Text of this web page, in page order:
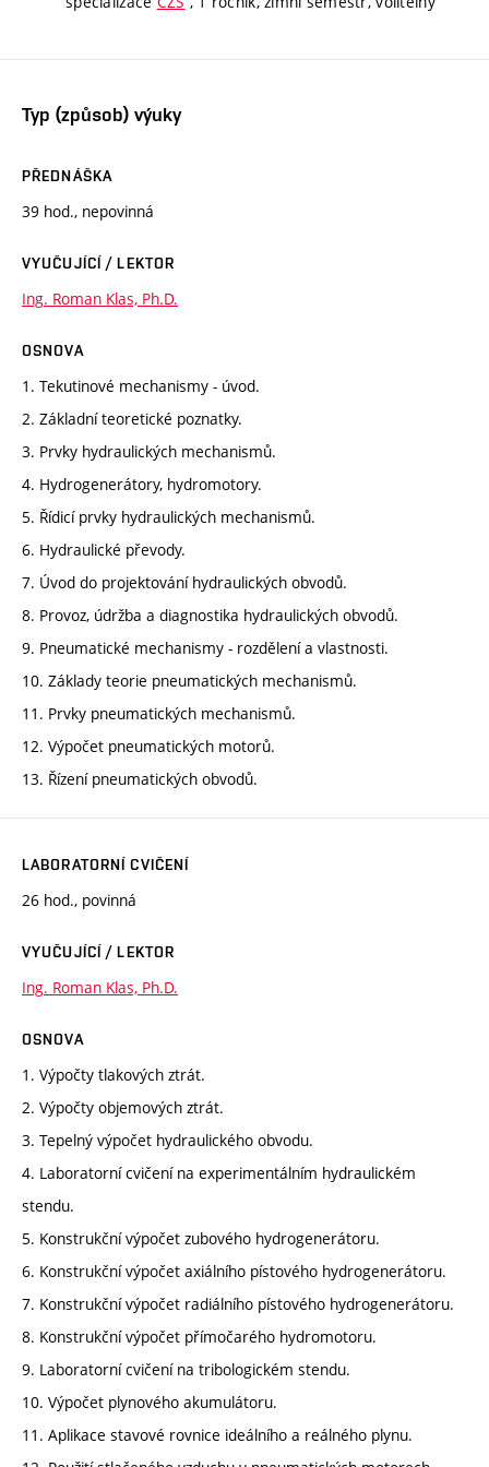
Typ (způsob) výuky
PŘEDNÁŠKA
39 hod., nepovinná
VYUČUJÍCÍ / LEKTOR
Ing. Roman Klas, Ph.D.
OSNOVA
1. Tekutinové mechanismy - úvod.
2. Základní teoretické poznatky.
3. Prvky hydraulických mechanismů.
4. Hydrogenerátory, hydromotory.
5. Řídicí prvky hydraulických mechanismů.
6. Hydraulické převody.
7. Úvod do projektování hydraulických obvodů.
8. Provoz, údržba a diagnostika hydraulických obvodů.
9. Pneumatické mechanismy - rozdělení a vlastnosti.
10. Základy teorie pneumatických mechanismů.
11. Prvky pneumatických mechanismů.
12. Výpočet pneumatických motorů.
13. Řízení pneumatických obvodů.
LABORATORNÍ CVIČENÍ
26 hod., povinná
VYUČUJÍCÍ / LEKTOR
Ing. Roman Klas, Ph.D.
OSNOVA
1. Výpočty tlakových ztrát.
2. Výpočty objemových ztrát.
3. Tepelný výpočet hydraulického obvodu.
4. Laboratorní cvičení na experimentálním hydraulickém
stendu.
5. Konstrukční výpočet zubového hydrogenerátoru.
6. Konstrukční výpočet axiálního pístového hydrogenerátoru.
7. Konstrukční výpočet radiálního pístového hydrogenerátoru.
8. Konstrukční výpočet přímočarého hydromotoru.
9. Laboratorní cvičení na tribologickém stendu.
10. Výpočet plynového akumulátoru.
11. Aplikace stavové rovnice ideálního a reálného plynu.